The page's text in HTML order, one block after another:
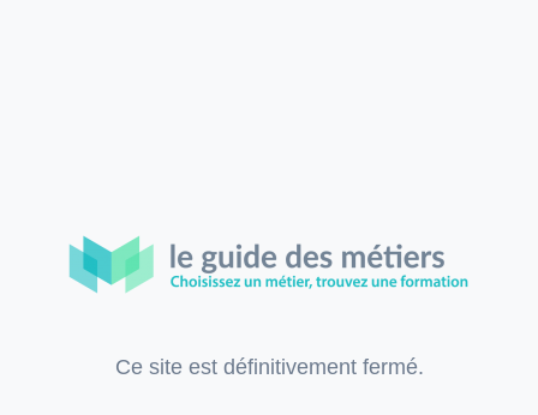
Ce site est définitivement fermé.